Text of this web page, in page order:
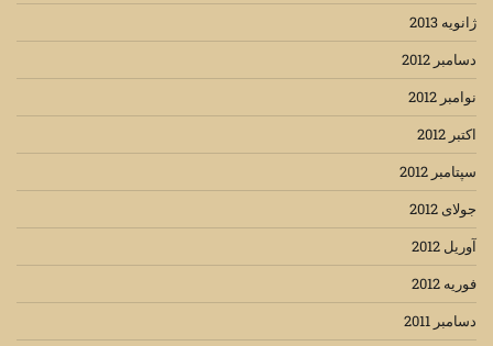
ژانویه 2013
دسامبر 2012
نوامبر 2012
اکتبر 2012
سپتامبر 2012
جولای 2012
آوریل 2012
فوریه 2012
دسامبر 2011